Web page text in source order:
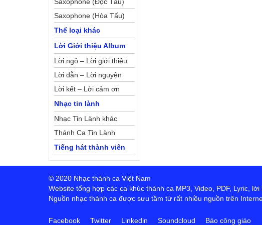
Saxophone (Hòa Tấu)
Thể loại khác
Lời Giới thiệu Album
Lời ngỏ – Lời giới thiệu
Lời dẫn – Lời nguyện
Lời kết – Lời cảm ơn
Nhạc tin lành
Nhạc Tin Lành khác
Thánh Ca Tin Lành
Tiếng hát thành viên
© 2020 Nhạc thánh ca Việt Nam
Website tổng hợp các ca khúc thánh ca MP3, Video, PDF, Lyric,
Nguồn nhạc thánh ca được sưu tầm từ rất nhiều nguồn trên
Facebook Twitter Linkedin Soundcloud Báo công giáo